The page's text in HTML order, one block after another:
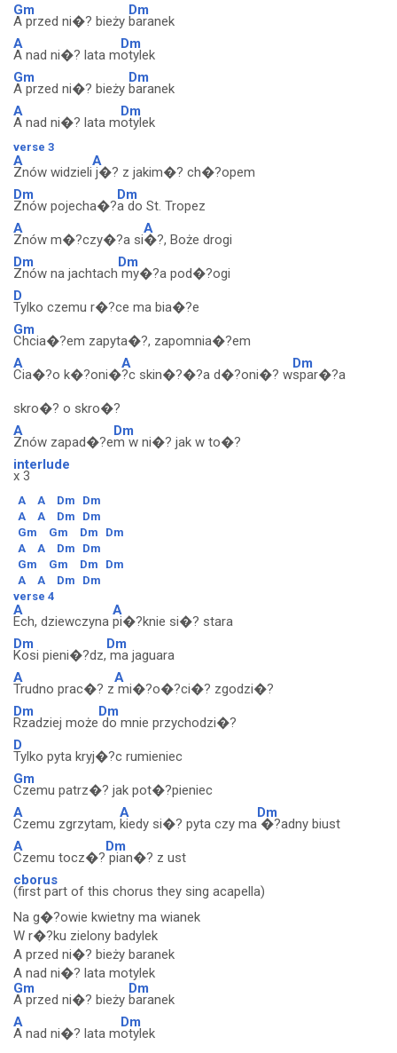
Gm
A przed ni�? bieży
Dm
baranek
A
A nad ni�? lata m
Dm
otylek
Gm
A przed ni�? bieży
Dm
baranek
A
A nad ni�? lata m
Dm
otylek
verse 3
A
Znów widzieli
A
j�? z jakim�? ch�?opem
Dm
Znów pojecha�?
Dm
a do St. Tropez
A
Znów m�?czy�?a si
A
�?, Boże drogi
Dm
Znów na jachtach
Dm
my�?a pod�?ogi
D
Tylko czemu r�?ce ma bia�?e
Gm
Chcia�?em zapyta�?, zapomnia�?em
A
Cia�?o k�?oni�
A
?c skin�?�?a d�?oni�? w
Dm
spar�?a
skro�? o skro�?
A
Znów zapad�?e
Dm
m w ni�? jak w to�?
interlude
x 3
A A Dm
Dm
A
A Dm
Dm
Gm
Gm Dm
Dm
A
A Dm
Dm
Gm
Gm Dm
Dm
A
A Dm
Dm
verse 4
A
Ech, dziewczyna
A
pi�?knie si�? stara
Dm
Kosi pieni�?dz,
Dm
ma jaguara
A
Trudno prac�? z
A
mi�?o�?ci�? zgodzi�?
Dm
Rzadziej może
Dm
do mnie przychodzi�?
D
Tylko pyta kryj�?c rumieniec
Gm
Czemu patrz�? jak pot�?pieniec
A
Czemu zgrzytam,
A
kiedy si�? pyta czy ma
Dm
�?adny biust
A
Czemu tocz�?
Dm
pian�? z ust
cborus
(first part of this chorus they sing acapella)
Na g�?owie kwietny ma wianek
W r�?ku zielony badylek
A przed ni�? bieży baranek
A nad ni�? lata motylek
Gm
A przed ni�? bieży
Dm
baranek
A
A nad ni�? lata m
Dm
otylek